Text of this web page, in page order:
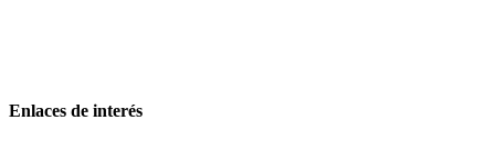
Enlaces de interés